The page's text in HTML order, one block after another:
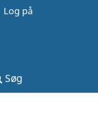
Søg
Log på